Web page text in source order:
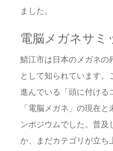
ました。
電脳メガネサミ
鯖江市は日本のメガネの
として知られています
進んでいる「頭に付ける
「電脳メガネ」の現在
ンポジウムでした。普及
か、まだカテゴリが立ち